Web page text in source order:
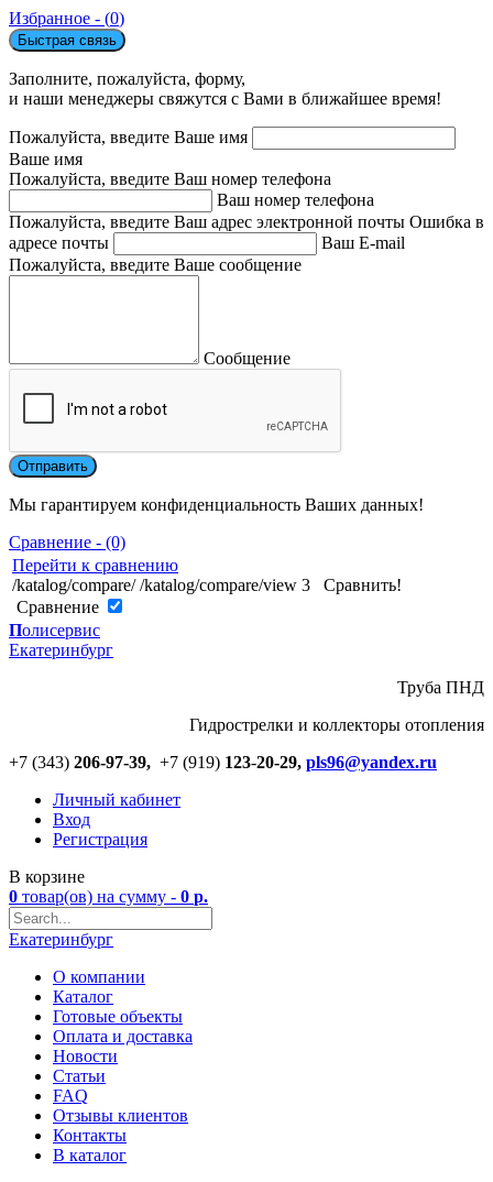
Избранное - (0)
Быстрая связь
Заполните, пожалуйста, форму,
и наши менеджеры свяжутся с Вами в ближайшее время!
Пожалуйста, введите Ваше имя
Ваше имя
Пожалуйста, введите Ваш номер телефона
Ваш номер телефона
Пожалуйста, введите Ваш адрес электронной почты Ошибка в
адресе почты
Ваш E-mail
Пожалуйста, введите Ваше сообщение
Сообщение
Мы гарантируем конфиденциальность Ваших данных!
Сравнение - (0)
Перейти к сравнению
/katalog/compare/ /katalog/compare/view 3
Сравнить!
Cравнение
Полисервис
Екатеринбург
Труба ПНД
Гидрострелки и коллекторы отопления
+7 (343) 206-97-39, +7 (919) 123-20-29, pls96@yandex.ru
Личный кабинет
Вход
Регистрация
В корзине
0 товар(ов) на сумму - 0 р.
Екатеринбург
О компании
Каталог
Готовые объекты
Оплата и доставка
Новости
Статьи
FAQ
Отзывы клиентов
Контакты
В каталог